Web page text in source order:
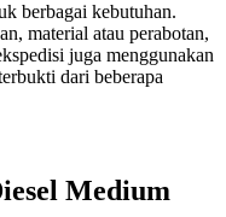
berbagai kebutuhan.
material atau perabotan,
juga menggunakan
dari beberapa
Medium